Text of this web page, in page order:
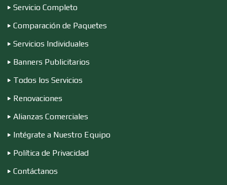
Control de Plagas
Conversiones Automotrices
Copiadoras
Servicio Completo
Comparación de Paquetes
Servicios Individuales
Banners Publicitarios
Todos los Servicios
Renovaciones
Alianzas Comerciales
Intégrate a Nuestro Equipo
Política de Privacidad
Contáctanos